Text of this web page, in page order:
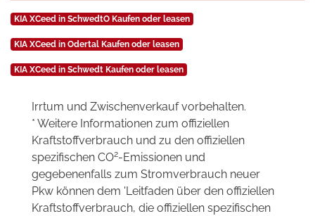
KIA XCeed in SchwedtO Kaufen oder leasen
KIA XCeed in Odertal Kaufen oder leasen
KIA XCeed in Schwedt Kaufen oder leasen
Irrtum und Zwischenverkauf vorbehalten.
* Weitere Informationen zum offiziellen
Kraftstoffverbrauch und zu den offiziellen
spezifischen CO2-Emissionen und
gegebenenfalls zum Stromverbrauch neuer
Pkw können dem 'Leitfaden über den offiziellen
Kraftstoffverbrauch, die offiziellen spezifischen